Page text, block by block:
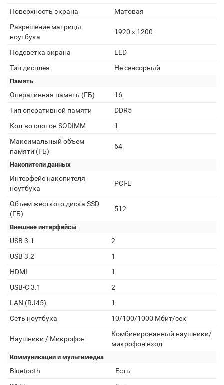
Поверхность экрана
Матовая
Разрешение матрицы
ноутбука
1920 x 1200
Подсветка экрана
LED
Тип дисплея
Не сенсорный
Память
Оперативная память (ГБ)
16
Тип оперативной памяти
DDR5
Кол-во слотов SODIMM
1
Максимальный объем
памяти (ГБ)
64
Накопители данных
Интерфейс накопителя
ноутбука
PCI-E
Объем жесткого диска SSD
(ГБ)
512
Внешние интерфейсы
USB 3.1
2
USB 3.2
1
HDMI
1
USB-C 3.1
2
LAN (RJ45)
1
Сеть ноутбука
10/100/1000 Мбит/сек
Наушники / Микрофон
Комбинированный наушники/
микрофон вход
Коммуникации и мультимедиа
Bluetooth
Есть